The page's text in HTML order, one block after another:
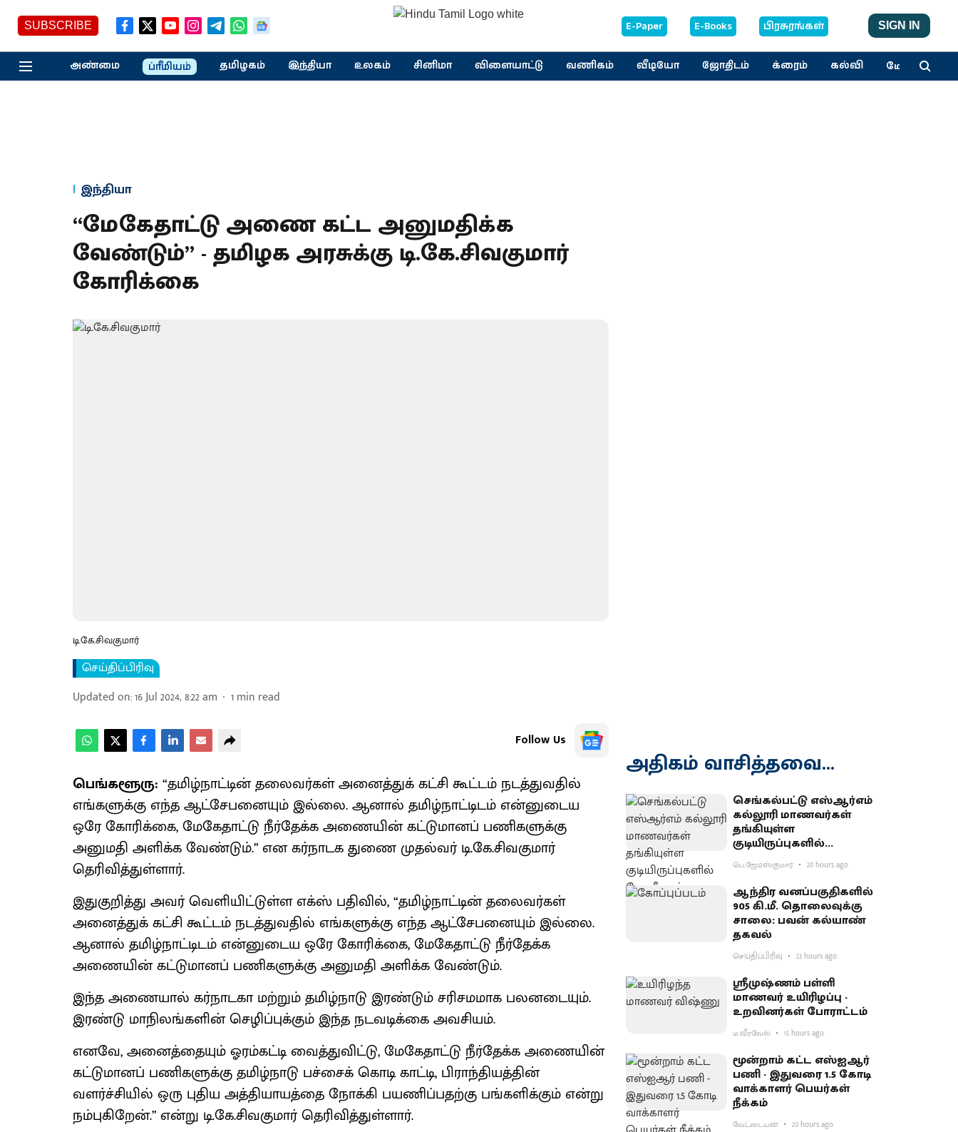
SUBSCRIBE E-Paper E-Books பிரசுரங்கள் SIGN IN
அண்மை ப்ரீமியம் தமிழகம் இந்தியா உலகம் சினிமா விளையாட்டு வணிகம் வீடியோ ஜோதிடம் க்ரைம் கல்வி மேலும்
இந்தியா
“மேகேதாட்டு அணை கட்ட அனுமதிக்க
வேண்டும்” - தமிழக அரசுக்கு டி.கே.சிவகுமார்
கோரிக்கை
டி.கே.சிவகுமார்
செய்திப்பிரிவு
Updated on:16 Jul 2024, 8:22 am 1min read
Follow Us
பெங்களூரு: “தமிழ்நாட்டின் தலைவர்கள் அனைத்துக் கட்சி கூட்டம் நடத்துவதில்
எங்களுக்கு எந்த ஆட்சேபனையும் இல்லை. ஆனால் தமிழ்நாட்டிடம் என்னுடைய
ஒரே கோரிக்கை, மேகேதாட்டு நீர்தேக்க அணையின் கட்டுமானப் பணிகளுக்கு
அனுமதி அளிக்க வேண்டும்.” என கர்நாடக துணை முதல்வர் டி.கே.சிவகுமார்
தெரிவித்துள்ளார்.
இதுகுறித்து அவர் வெளியிட்டுள்ள எக்ஸ் பதிவில், “தமிழ்நாட்டின் தலைவர்கள்
அனைத்துக் கட்சி கூட்டம் நடத்துவதில் எங்களுக்கு எந்த ஆட்சேபனையும் இல்லை.
ஆனால் தமிழ்நாட்டிடம் என்னுடைய ஒரே கோரிக்கை, மேகேதாட்டு நீர்தேக்க
அணையின் கட்டுமானப் பணிகளுக்கு அனுமதி அளிக்க வேண்டும்.
இந்த அணையால் கர்நாடகா மற்றும் தமிழ்நாடு இரண்டும் சரிசமமாக பலனடையும்.
இரண்டு மாநிலங்களின் செழிப்புக்கும் இந்த நடவடிக்கை அவசியம்.
எனவே, அனைத்தையும் ஓரம்கட்டி வைத்துவிட்டு, மேகேதாட்டு நீர்தேக்க அணையின்
கட்டுமானப் பணிகளுக்கு தமிழ்நாடு பச்சைக் கொடி காட்டி, பிராந்தியத்தின்
வளர்ச்சியில் ஒரு புதிய அத்தியாயத்தை நோக்கி பயணிப்பதற்கு பங்களிக்கும் என்று
நம்புகிறேன்.” என்று டி.கே.சிவகுமார் தெரிவித்துள்ளார்.
அதிகம் வாசித்தவை...
செங்கல்பட்டு எஸ்ஆர்எம்
கல்லூரி மாணவர்கள்
தங்கியுள்ள
குடியிருப்புகளில்
போலீஸார் சோதனை
பெ.ஜேம்ஸ்குமார் 20 hours ago
ஆந்திர வனப்பகுதிகளில்
905 கி.மீ. தொலைவுக்கு
சாலை: பவன் கல்யாண்
தகவல்
செய்திப்பிரிவு 23 hours ago
ஸ்ரீமுஷ்ணம் பள்ளி
மாணவர் உயிரிழப்பு -
உறவினர்கள் போராட்டம்
ம.வீரவேல் 15 hours ago
மூன்றாம் கட்ட எஸ்ஐஆர்
பணி - இதுவரை 1.5 கோடி
வாக்காளர் பெயர்கள்
நீக்கம்
வேட்டையன் 20 hours ago